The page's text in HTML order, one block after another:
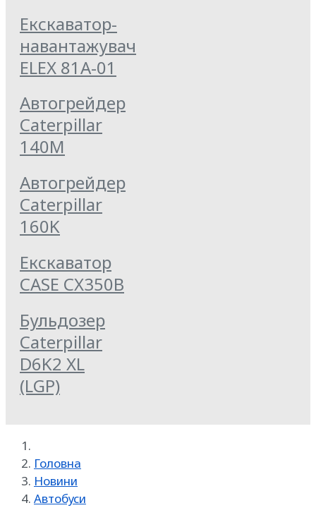
Екскаватор-
навантажувач
ELEX 81А-01
Автогрейдер
Caterpillar
140M
Автогрейдер
Caterpillar
160K
Екскаватор
CASE CX350B
Бульдозер
Caterpillar
D6K2 XL
(LGP)
Головна
Новини
Автобуси